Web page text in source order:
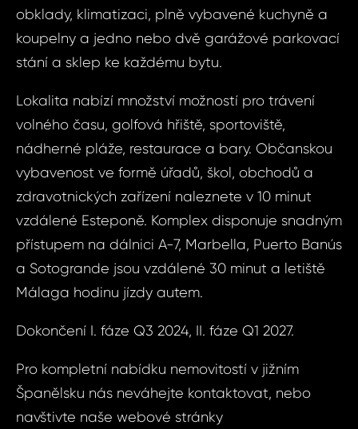
obklady, klimatizaci, plně vybavené kuchyně a
koupelny a jedno nebo dvě garážové parkovací
stání a sklep ke každému bytu.
Lokalita nabízí množství možností pro trávení
volného času, golfová hřiště, sportoviště,
nádherné pláže, restaurace a bary. Občanskou
vybavenost ve formě úřadů, škol, obchodů a
zdravotnických zařízení naleznete v 10 minut
vzdálené Esteponě. Komplex disponuje snadným
přístupem na dálnici A-7, Marbella, Puerto Banús
a Sotogrande jsou vzdálené 30 minut a letiště
Málaga hodinu jízdy autem.
Dokončení I. fáze Q3 2024, II. fáze Q1 2027.
Pro kompletní nabídku nemovitostí v jižním
Španělsku nás neváhejte kontaktovat, nebo
navštivte naše webové stránky
Sjednat
ID1707 - Byt
2+kk,